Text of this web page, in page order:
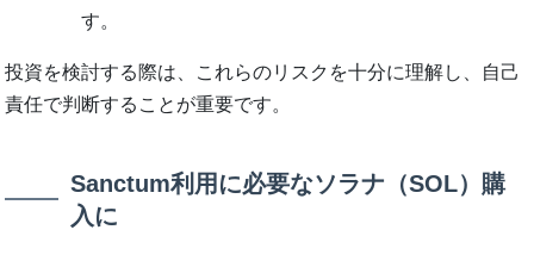
す。
投資を検討する際は、これらのリスクを十分に理解し、自己
責任で判断することが重要です。
Sanctum利用に必要なソラナ（SOL）購
入に